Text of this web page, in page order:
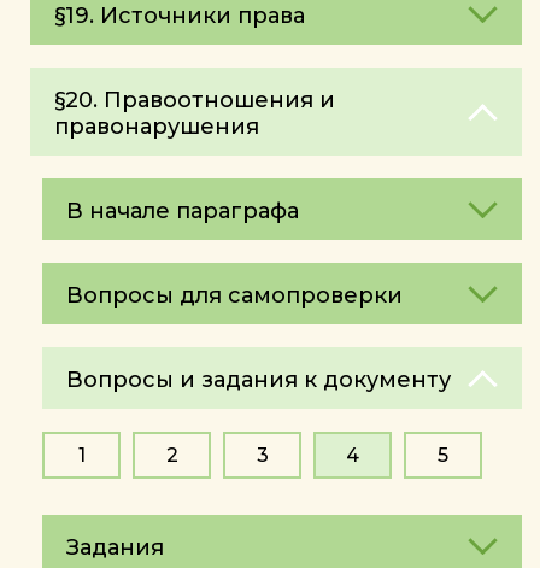
§19. Источники права
§20. Правоотношения и
правонарушения
В начале параграфа
Вопросы для самопроверки
Вопросы и задания к документу
1 2 3 4 5
Задания